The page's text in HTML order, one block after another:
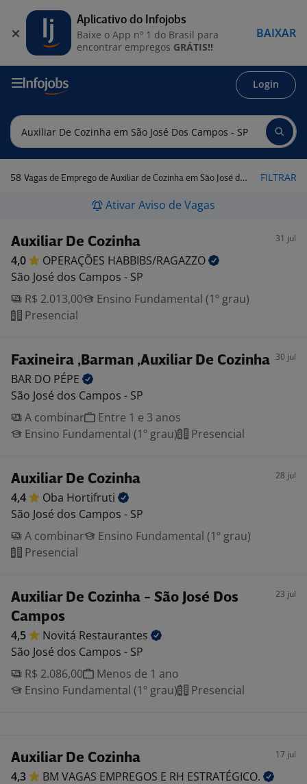
Login
58 Vagas de Emprego de Auxiliar de Cozinha em São José dos Campos - SP FILTRAR
Ativar Aviso de Vagas
Auxiliar De Cozinha 31 jul
4,0 OPERAÇÕES HABBIBS/RAGAZZO
São José dos Campos - SP
R$ 2.013,00
Ensino Fundamental (1º grau)
Presencial
Faxineira ,Barman ,Auxiliar De Cozinha 30 jul
BAR DO PÉPE
São José dos Campos - SP
A combinar
Entre 1 e 3 anos
Ensino Fundamental (1º grau)
Presencial
Auxiliar De Cozinha 28 jul
4,4 Oba Hortifruti
São José dos Campos - SP
A combinar
Ensino Fundamental (1º grau)
Presencial
Auxiliar De Cozinha - São José Dos
Campos
23 jul
4,5 Novitá Restaurantes
São José dos Campos - SP
R$ 2.086,00
Menos de 1 ano
Ensino Fundamental (1º grau)
Presencial
Auxiliar De Cozinha 17 jul
4,3 BM VAGAS EMPREGOS E RH ESTRATÉGICO.
Aplicativo do Infojobs
Baixe o App nº 1 do Brasil para
encontrar empregos GRÁTIS!!
BAIXAR